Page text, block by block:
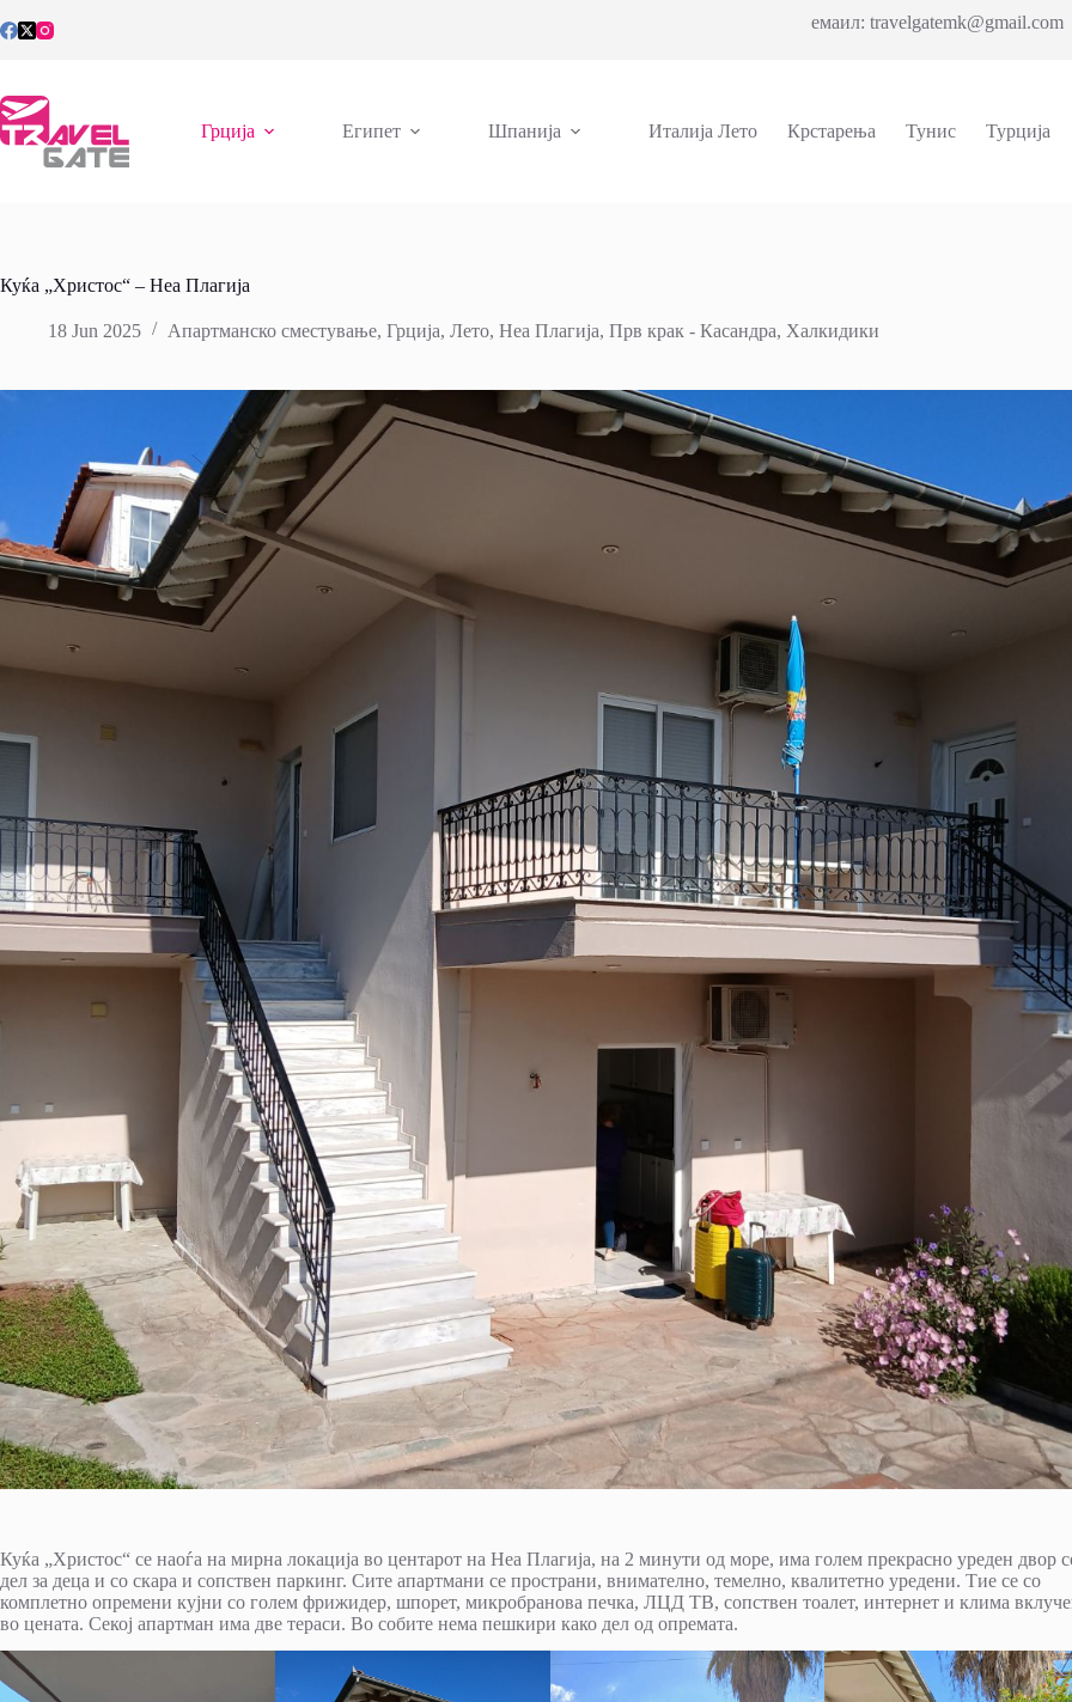
to
емаил:
Грција Египет Шпанија Италија Лето Крстарења Тунис Турција
Куќа „Христос“ – Неа Плагија
18 Jun 2025 Апартманско сместување, Грција, Лето, Неа Плагија, Прв крак - Касандра, Халкидики
Куќа „Христос“ се наоѓа на мирна локација во центарот на Неа Плагија, на 2 минути од море, има голем прекрасно уреден двор
дел за деца и со скара и сопствен паркинг. Сите апартмани се пространи, внимателно, темелно, квалитетно уредени. Тие се со
комплетно опремени кујни со голем фрижидер, шпорет, микробранова печка, ЛЦД ТВ, сопствен тоалет, интернет и клима
во цената. Секој апартман има две тераси. Во собите нема пешкири како дел од опремата.